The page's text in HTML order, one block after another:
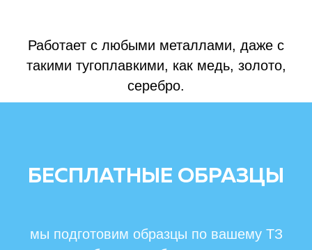
Работает с любыми металлами, даже с
такими тугоплавкими, как медь, золото,
серебро.
БЕСПЛАТНЫЕ ОБРАЗЦЫ
мы подготовим образцы по вашему ТЗ